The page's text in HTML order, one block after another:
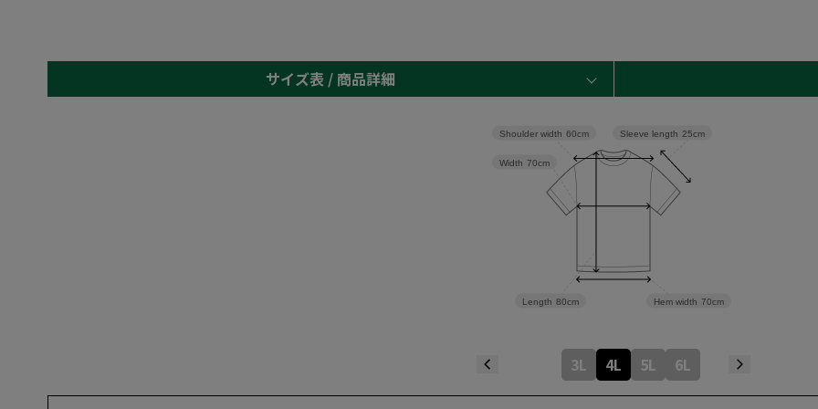
サイズ表 / 商品詳細
Hem width 70cm
Sleeve length 25cm
Length 80cm
Width 70cm
Shoulder width 60cm
3L 4L 5L 6L